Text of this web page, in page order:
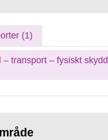
(1)
– transport – fysiskt skydd